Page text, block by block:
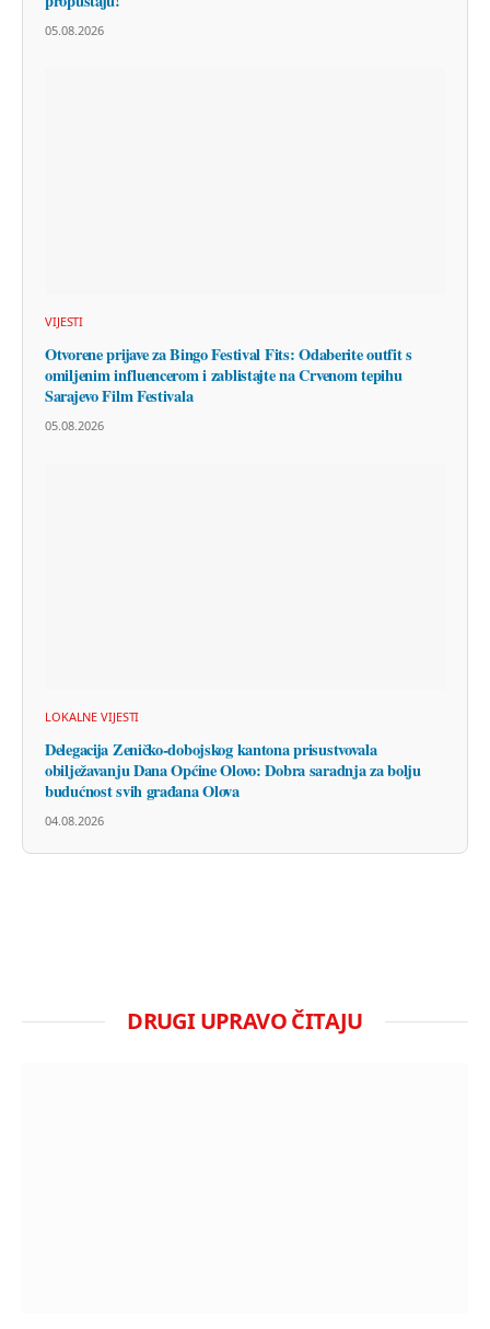
05.08.2026
VIJESTI
Otvorene prijave za Bingo Festival Fits: Odaberite outfit s
omiljenim influencerom i zablistajte na Crvenom tepihu
Sarajevo Film Festivala
05.08.2026
LOKALNE VIJESTI
Delegacija Zeničko-dobojskog kantona prisustvovala
obilježavanju Dana Općine Olovo: Dobra saradnja za bolju
budućnost svih građana Olova
04.08.2026
DRUGI UPRAVO ČITAJU